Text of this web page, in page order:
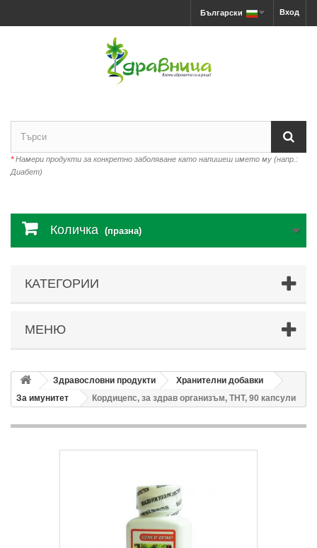
Вход
Български
*Намери продукти за конкретно заболяване като напишеш името му (напр.:
Диабет)
Количка (празна)
КАТЕГОРИИ
МЕНЮ
Здравословни продукти
Хранителни добавки
За имунитет
Кордицепс, за здрав организъм, ТНТ, 90 капсули